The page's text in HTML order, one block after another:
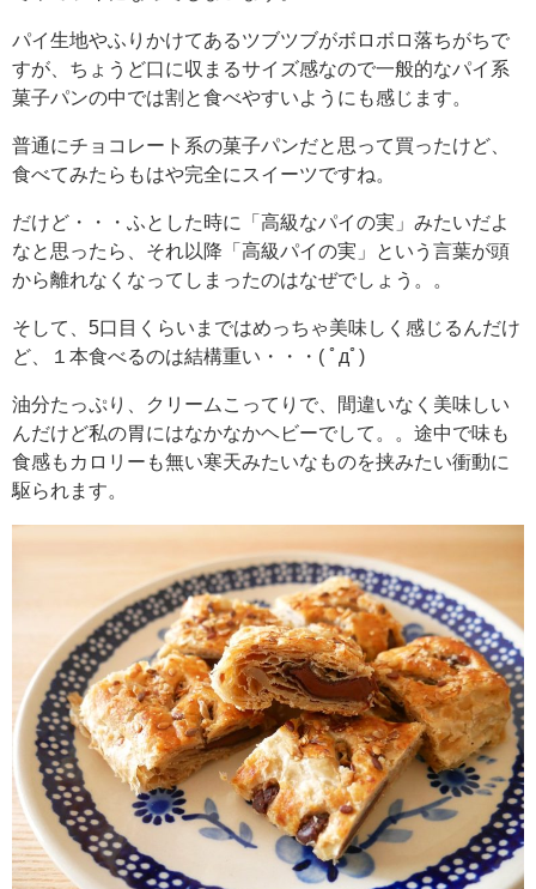
パイ生地やふりかけてあるツブツブがボロボロ落ちがちで
すが、ちょうど口に収まるサイズ感なので一般的なパイ系
菓子パンの中では割と食べやすいようにも感じます。
普通にチョコレート系の菓子パンだと思って買ったけど、
食べてみたらもはや完全にスイーツですね。
だけど・・・ふとした時に「高級なパイの実」みたいだよ
なと思ったら、それ以降「高級パイの実」という言葉が頭
から離れなくなってしまったのはなぜでしょう。。
そして、5口目くらいまではめっちゃ美味しく感じるんだけ
ど、１本食べるのは結構重い・・・( ﾟдﾟ)
油分たっぷり、クリームこってりで、間違いなく美味しい
んだけど私の胃にはなかなかヘビーでして。。途中で味も
食感もカロリーも無い寒天みたいなものを挟みたい衝動に
駆られます。